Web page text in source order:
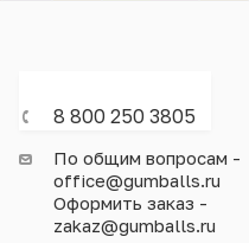
8 800 250 3805
По общим вопросам -
office@gumballs.ru
Оформить заказ -
zakaz@gumballs.ru